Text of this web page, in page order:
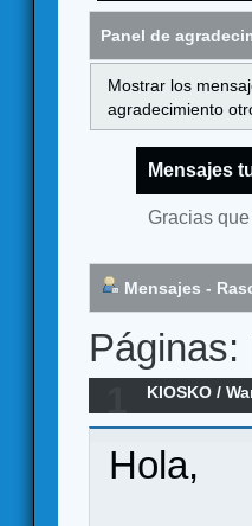
Panel de
Mostrar los
agradecimiento
Mensajes
Gracias
Mensajes -
Páginas:
KIOSKO /
Hola,